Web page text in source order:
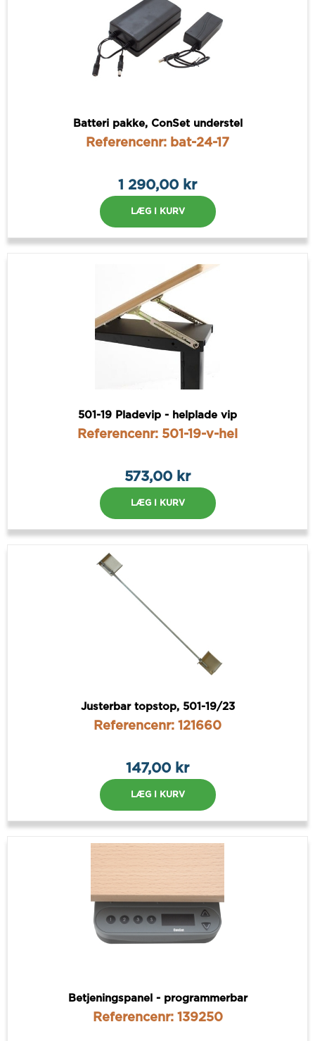
Batteri pakke, ConSet understel
Referencenr: bat-24-17
1 290,00 kr
LÆG I KURV
501-19 Pladevip - helplade vip
Referencenr: 501-19-v-hel
573,00 kr
LÆG I KURV
Justerbar topstop, 501-19/23
Referencenr: 121660
147,00 kr
LÆG I KURV
Betjeningspanel - programmerbar
Referencenr: 139250